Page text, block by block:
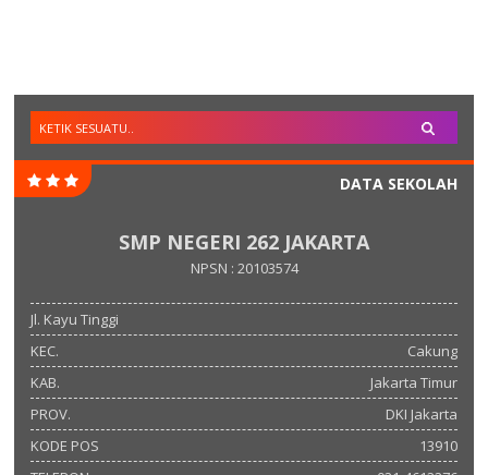
DATA SEKOLAH
SMP NEGERI 262 JAKARTA
NPSN : 20103574
Jl. Kayu Tinggi
KEC.
Cakung
KAB.
Jakarta Timur
PROV.
DKI Jakarta
KODE POS
13910